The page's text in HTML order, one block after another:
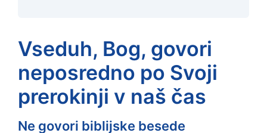
Vseduh, Bog, govori
neposredno po Svoji
prerokinji v naš čas
Ne govori biblijske besede